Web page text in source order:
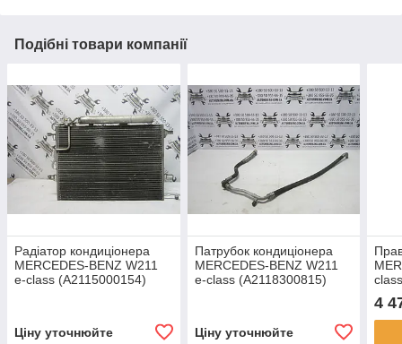
Подібні товари компанії
Радіатор кондиціонера
MERCEDES-BENZ W211
e-class (A2115000154)
Ціну уточнюйте
Патрубок кондиціонера
MERCEDES-BENZ W211
e-class (A2118300815)
Ціну уточнюйте
4